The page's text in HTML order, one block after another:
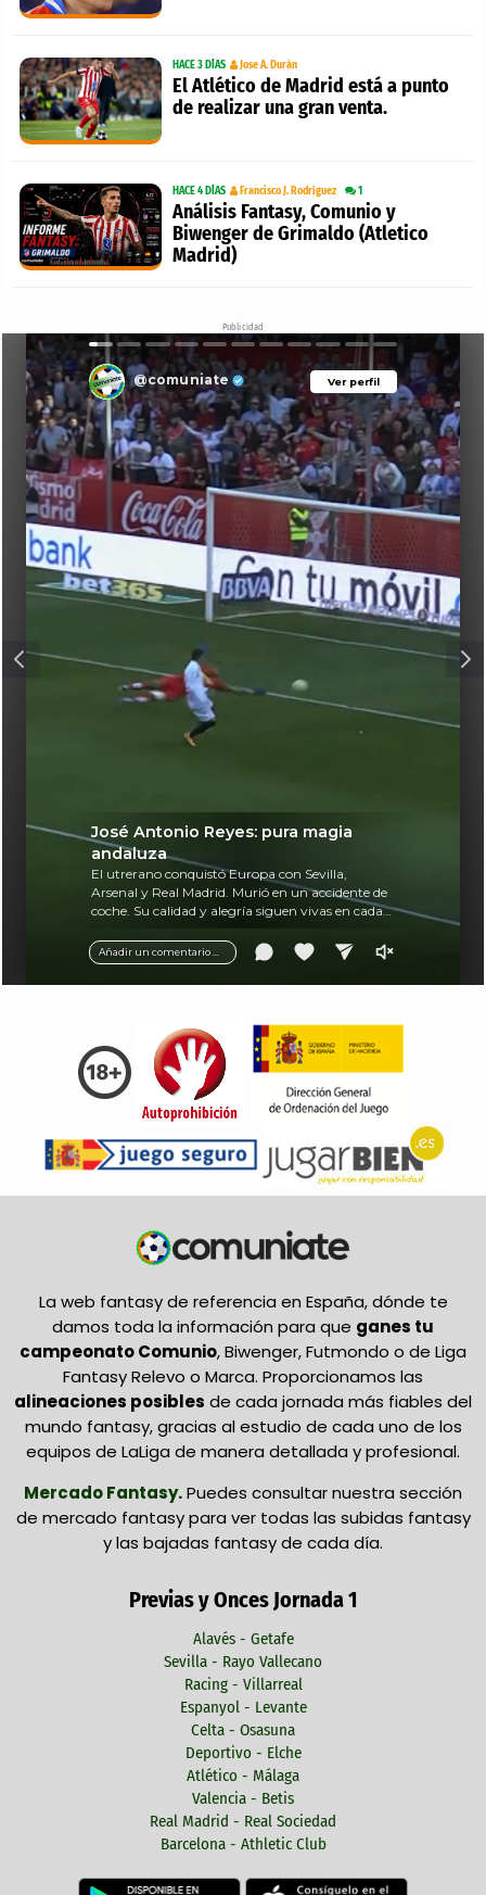
HACE 3 DÍAS Jose A. Durán
El Atlético de Madrid está a punto
de realizar una gran venta.
HACE 4 DÍAS Francisco J. Rodríguez 1
Análisis Fantasy, Comunio y
Biwenger de Grimaldo (Atletico
Madrid)
Publicidad
Ver perfil
@comuniate Ver perfil
Añadir un comentario ...
José Antonio Reyes: pura magia
andaluza
El utrerano conquistó Europa con Sevilla,
Arsenal y Real Madrid. Murió en un accidente de
coche. Su calidad y alegría siguen vivas en cada
La web fantasy de referencia en España, dónde te
damos toda la información para que ganes tu
campeonato Comunio, Biwenger, Futmondo o de Liga
Fantasy Relevo o Marca. Proporcionamos las
alineaciones posibles de cada jornada más fiables del
mundo fantasy, gracias al estudio de cada uno de los
equipos de LaLiga de manera detallada y profesional.
Mercado Fantasy.Puedes consultar nuestra sección
de mercado fantasy para ver todas las subidas fantasy
y las bajadas fantasy de cada día.
Previas y Onces Jornada 1
Alavés - Getafe
Sevilla - Rayo Vallecano
Racing - Villarreal
Espanyol - Levante
Celta - Osasuna
Deportivo - Elche
Atlético - Málaga
Valencia - Betis
Real Madrid - Real Sociedad
Barcelona - Athletic Club